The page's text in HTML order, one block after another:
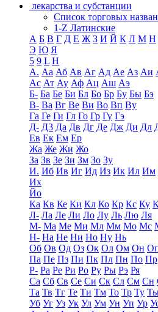
лекарства и субстанции
Список торговых
1-Z Латинские
А Б В Г Д Е Ж З И Й К Л М Н
Э Ю Я
5 9 L H
А. Аа Аб Ав Аг Ад Ае Аз Аи
Ас Ат Ау Аф Ац Аш Аэ
Б- Ба Бе Би Бл Бо Бр Бу Бы Бэ
В- Ва Вг Ве Ви Во Вп Ву
Га Ге Ги Гл Го Гр Гу Гэ
Д- Д3 Да Дв Дг Де Дж Ди Дл
Ев Ек Ем Ер
Жа Же Жи Жо
За Зв Зе Зи Зм Зо Зу
И. Иб Ив Иг Ид Из Ик Ил Им
Их
Йо
Ка Кв Ке Ки Кл Ко Кр Кс Ку
Л- Ла Ле Ли Ло Лу Ль Лю Ля
М- Ма Ме Ми Мл Мм Мо Мс
Н- На Не Ни Но Ну Нь
Об Ов Од Оз Ок Ол Ом Он
Па Пе Пз Пи Пк Пл Пн По Пр
Р- Ра Ре Ри Ро Ру Ры Рэ Ря
Са Сб Св Се Си Ск Сл См Сн
Та Тв Тг Те Ти Тм То Тр Ту
Уб Уг Уз Ук Ул Ум Ун Уп Ур